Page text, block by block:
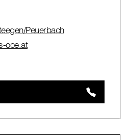
Peuerbach
ooe.at